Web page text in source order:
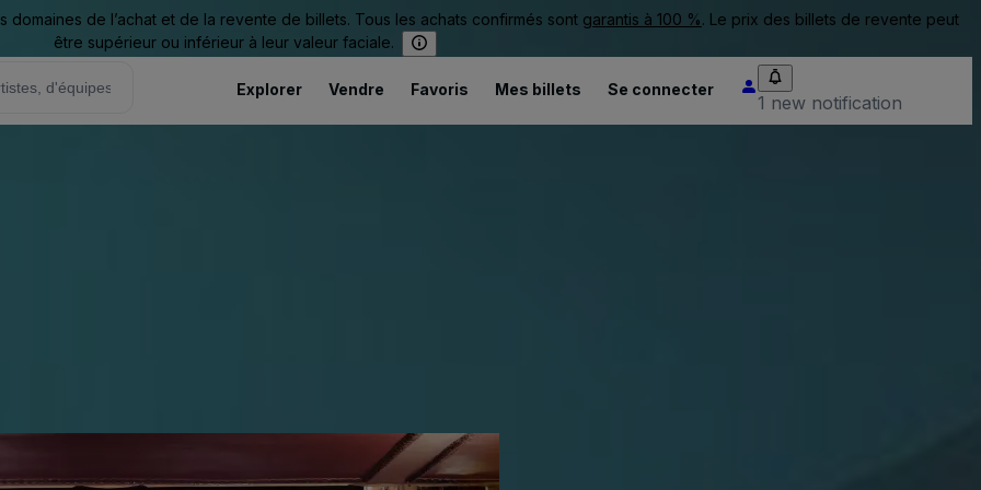
de l’achat et de la revente de billets. Tous les achats confirmés sont garantis à 100 %. Le prix des billets de revente peut
être supérieur ou inférieur à leur valeur faciale.
Explorer Vendre Favoris Mes billets Se connecter
1 new notification